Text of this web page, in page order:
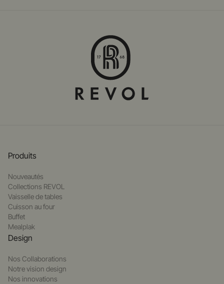
Produits
Nouveautés
Collections REVOL
Vaisselle de tables
Cuisson au four
Buffet
Mealplak
Design
Nos Collaborations
Notre vision design
Nos innovations